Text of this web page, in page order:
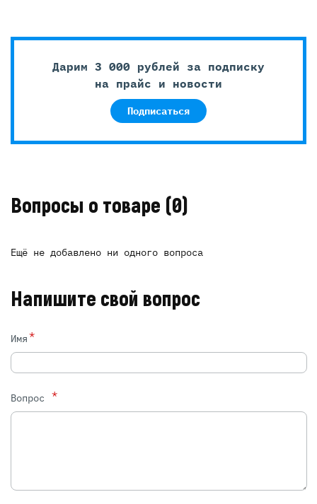
Дарим 3 000 рублей за подписку
на прайс и новости
Подписаться
Вопросы о товаре (0)
Ещё не добавлено ни одного вопроса
Напишите свой вопрос
Имя*
Вопрос *